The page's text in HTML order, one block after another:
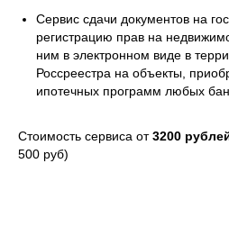
Сервис сдачи документов на
регистрацию прав на
ним в электронном виде в
Россреестра на объекты,
ипотечных программ любых
Стоимость сервиса от3200
500 руб)